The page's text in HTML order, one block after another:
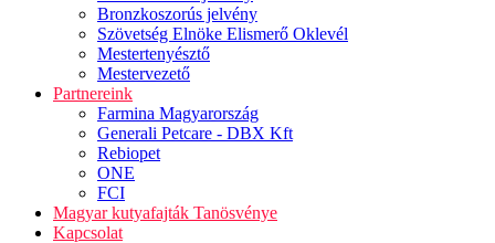
Bronzkoszorús jelvény
Szövetség Elnöke Elismerő Oklevél
Mestertenyésztő
Mestervezető
Partnereink
Farmina Magyarország
Generali Petcare - DBX Kft
Rebiopet
ONE
FCI
Magyar kutyafajták Tanösvénye
Kapcsolat